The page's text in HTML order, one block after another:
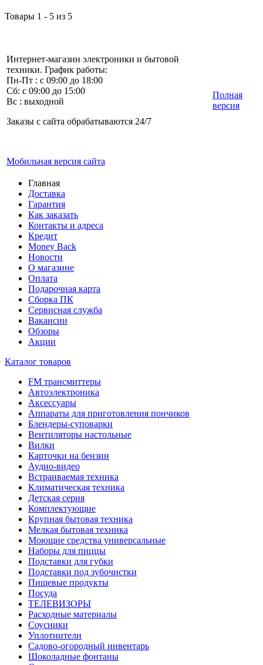
Товары 1 - 5 из 5
Интернет-магазин электроники и бытовой
техники. График работы:
Пн-Пт : с 09:00 до 18:00
Сб: с 09:00 до 15:00
Вс : выходной
Заказы с сайта обрабатываются 24/7
Мобильная версия сайта
Полная
версия
Главная
Доставка
Гарантия
Как заказать
Контакты и адреса
Кредит
Money Back
Новости
О магазине
Оплата
Подарочная карта
Сборка ПК
Сервисная служба
Вакансии
Обзоры
Акции
Каталог товаров
FM трансмиттеры
Автоэлектроника
Аксессуары
Аппараты для приготовления пончиков
Блендеры-суповарки
Вентиляторы настольные
Вилки
Карточки на бензин
Аудио-видео
Встраиваемая техника
Климатическая техника
Детская серия
Комплектующие
Крупная бытовая техника
Мелкая бытовая техника
Моющие средства универсальные
Наборы для пиццы
Подставки для губки
Подставки под зубочистки
Пищевые продукты
Посуда
ТЕЛЕВИЗОРЫ
Расходные материалы
Соусники
Уплотнители
Садово-огородный инвентарь
Шоколадные фонтаны